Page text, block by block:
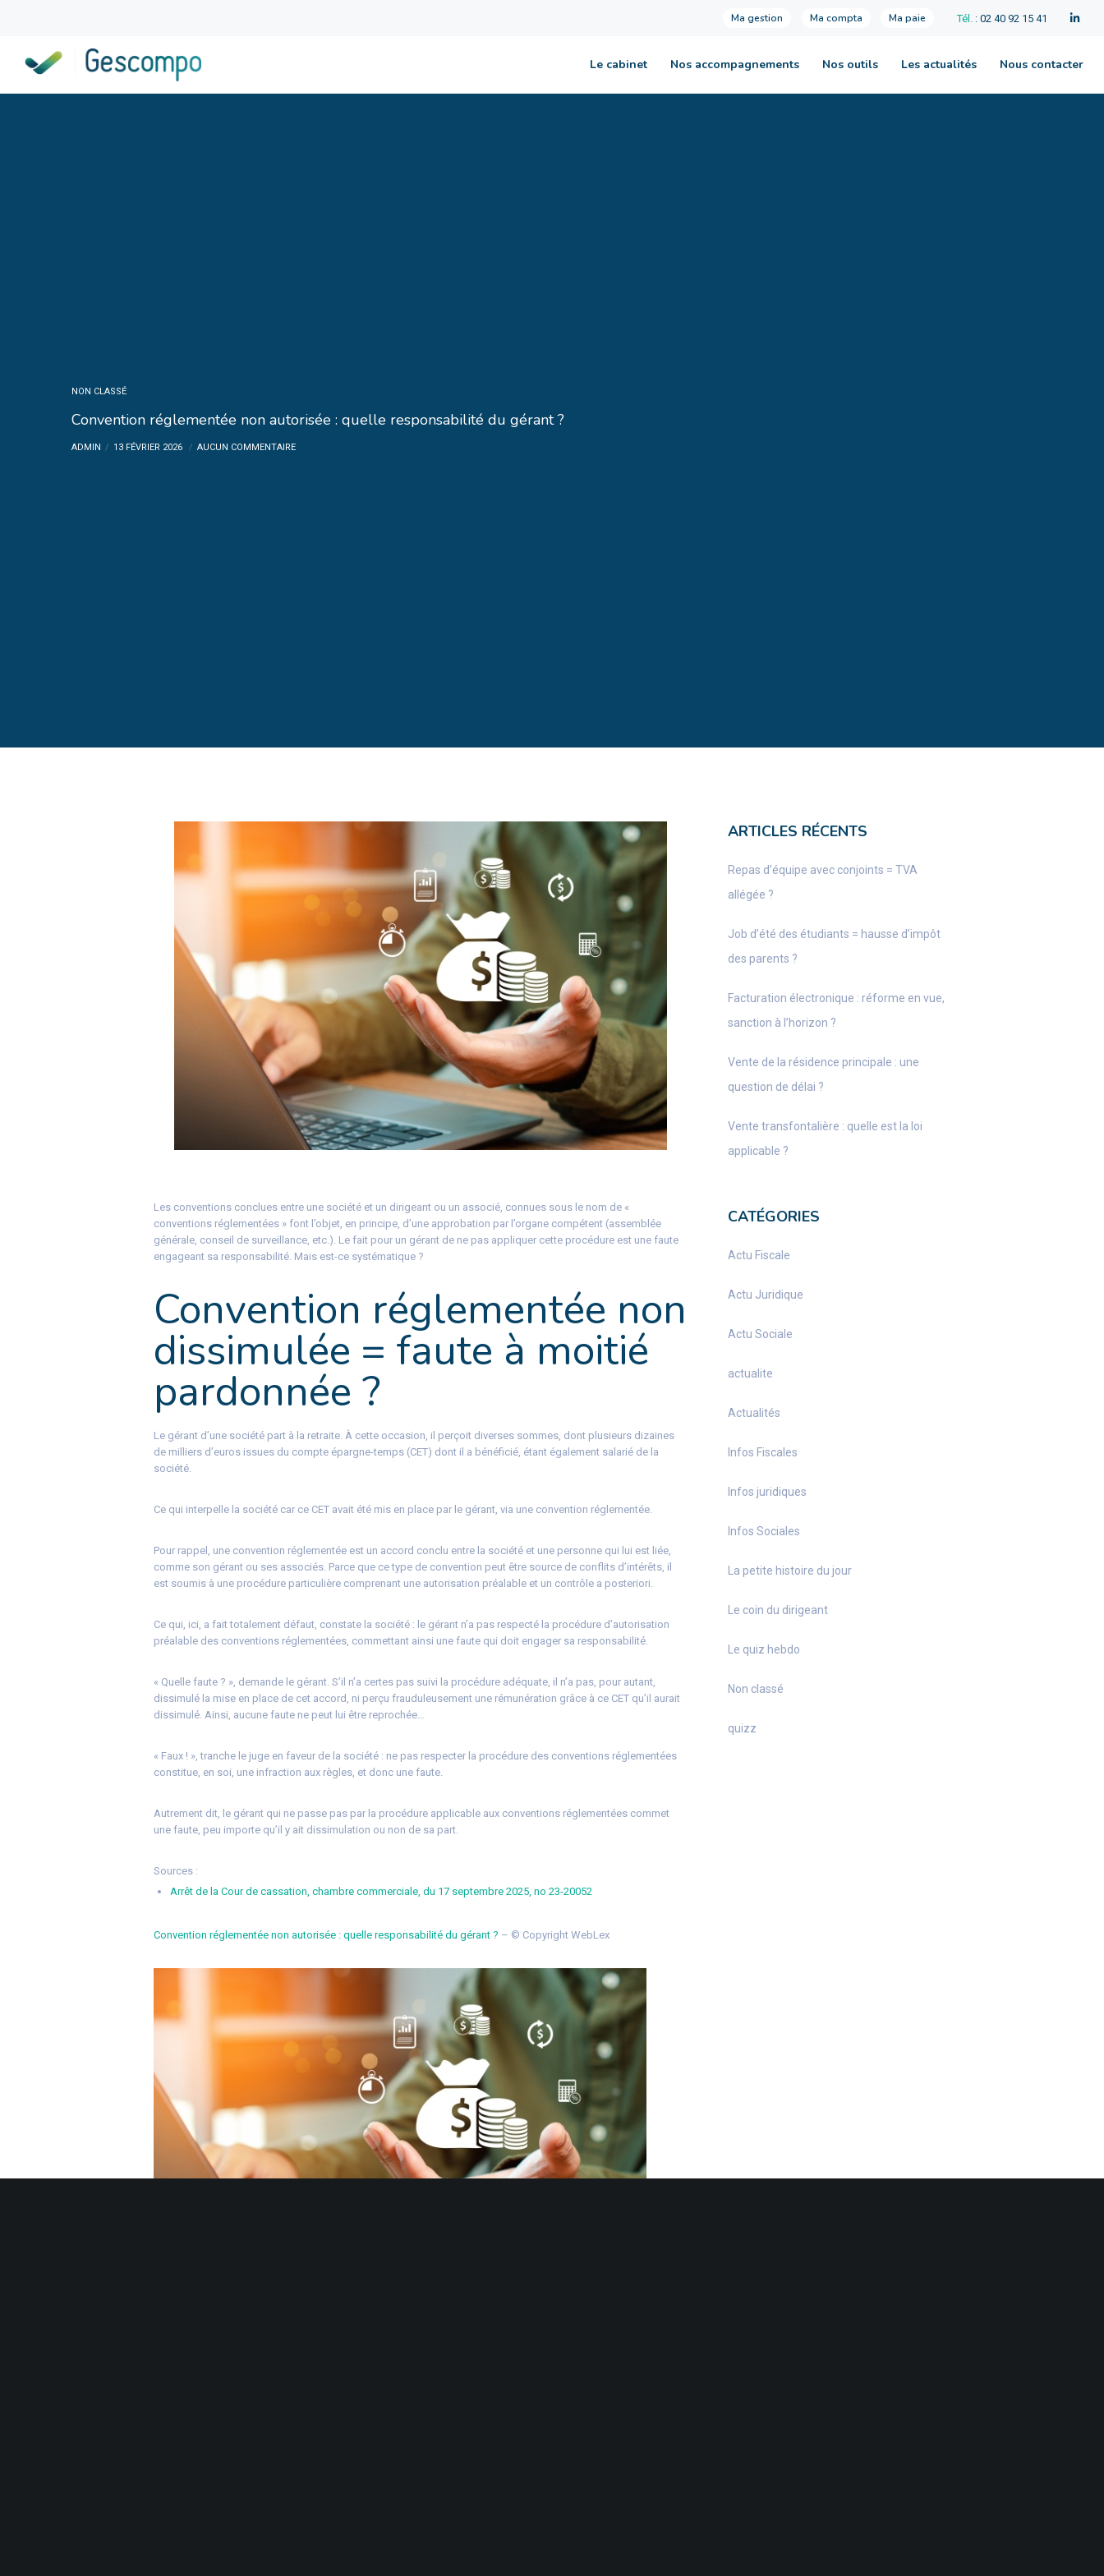
Ma gestion Ma compta Ma paie Tél. : 02 40 92 15 41
Le cabinet Nos accompagnements Nos outils Les actualités Nous contacter
NON CLASSÉ
Convention réglementée non autorisée : quelle responsabilité du gérant ?
ADMIN 13 FÉVRIER 2026 AUCUN COMMENTAIRE
Les conventions conclues entre une société et un dirigeant ou un associé, connues sous le nom de «
conventions réglementées » font l’objet, en principe, d’une approbation par l’organe compétent (assemblée
générale, conseil de surveillance, etc.). Le fait pour un gérant de ne pas appliquer cette procédure est une faute
engageant sa responsabilité. Mais est-ce systématique ?
Convention réglementée non
dissimulée = faute à moitié
pardonnée ?
Le gérant d’une société part à la retraite. À cette occasion, il perçoit diverses sommes, dont plusieurs dizaines
de milliers d’euros issues du compte épargne-temps (CET) dont il a bénéficié, étant également salarié de la
société.
Ce qui interpelle la société car ce CET avait été mis en place par le gérant, via une convention réglementée.
Pour rappel, une convention réglementée est un accord conclu entre la société et une personne qui lui est liée,
comme son gérant ou ses associés. Parce que ce type de convention peut être source de conflits d’intérêts, il
est soumis à une procédure particulière comprenant une autorisation préalable et un contrôle a posteriori.
Ce qui, ici, a fait totalement défaut, constate la société : le gérant n’a pas respecté la procédure d’autorisation
préalable des conventions réglementées, commettant ainsi une faute qui doit engager sa responsabilité.
« Quelle faute ? », demande le gérant. S’il n’a certes pas suivi la procédure adéquate, il n’a pas, pour autant,
dissimulé la mise en place de cet accord, ni perçu frauduleusement une rémunération grâce à ce CET qu’il aurait
dissimulé. Ainsi, aucune faute ne peut lui être reprochée…
« Faux ! », tranche le juge en faveur de la société : ne pas respecter la procédure des conventions réglementées
constitue, en soi, une infraction aux règles, et donc une faute.
Autrement dit, le gérant qui ne passe pas par la procédure applicable aux conventions réglementées commet
une faute, peu importe qu’il y ait dissimulation ou non de sa part.
Sources :
Arrêt de la Cour de cassation, chambre commerciale, du 17 septembre 2025, no 23-20052
Convention réglementée non autorisée : quelle responsabilité du gérant ? – © Copyright WebLex
ARTICLES RÉCENTS
Repas d’équipe avec conjoints = TVA
allégée ?
Job d’été des étudiants = hausse d’impôt
des parents ?
Facturation électronique : réforme en vue,
sanction à l’horizon ?
Vente de la résidence principale : une
question de délai ?
Vente transfontalière : quelle est la loi
applicable ?
CATÉGORIES
Actu Fiscale
Actu Juridique
Actu Sociale
actualite
Actualités
Infos Fiscales
Infos juridiques
Infos Sociales
La petite histoire du jour
Le coin du dirigeant
Le quiz hebdo
Non classé
quizz